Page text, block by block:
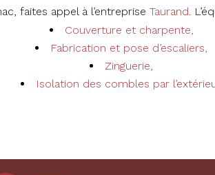
faites appel à l’entreprise Taurand.
Couverture et charpente,
Fabrication et pose d’escaliers,
Zinguerie,
Isolation des combles par